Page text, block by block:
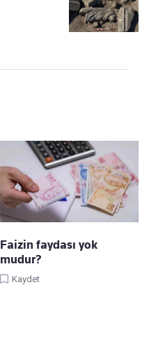
Faizin faydası yok
mudur?
Kaydet